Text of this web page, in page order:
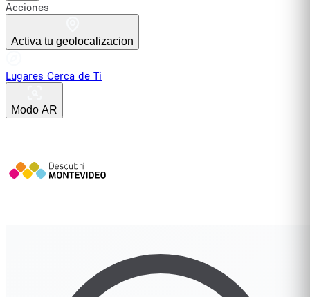
Acciones
Activa tu geolocalizacion
Lugares Cerca de Ti
Modo AR